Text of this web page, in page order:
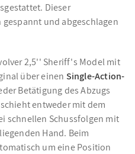
Dieser
und abgeschlagen
2,5'' Sheriff's Model mit
über einen Single-Action-
Betätigung des Abzugs
entweder mit dem
schnellen Schussfolgen mit
Hand. Beim
um eine Position